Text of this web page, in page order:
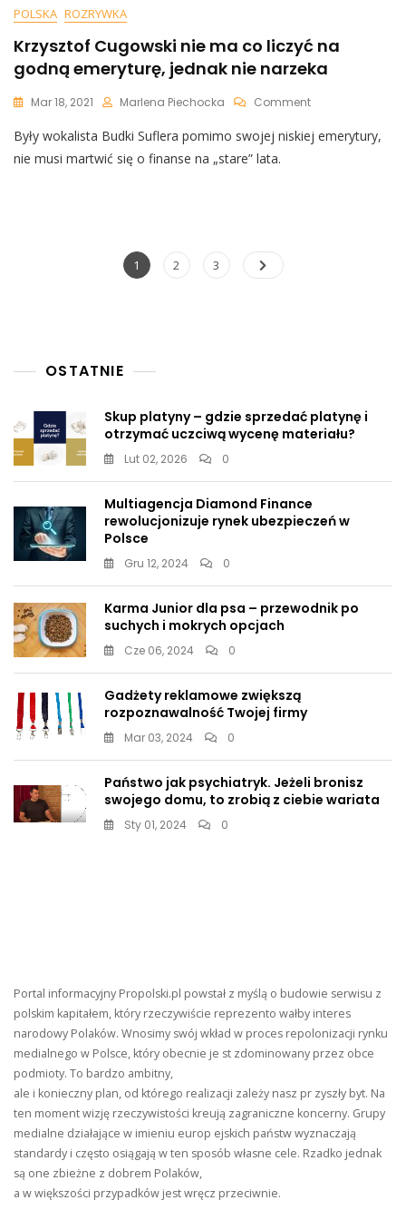
POLSKA ROZRYWKA
Krzysztof Cugowski nie ma co liczyć na
godną emeryturę, jednak nie narzeka
Mar 18, 2021 Marlena Piechocka CommentOn
Cugowski
Były wokalista Budki Suflera pomimo swojej niskiej emerytury,
nie musi martwić się o finanse na „stare” lata.
Nawigacja
Page
1 Page
2 Page
3
OSTATNIE
Skup platyny – gdzie sprzedać platynę i
otrzymać uczciwą wycenę materiału?
Lut 02, 2026 0
Multiagencja Diamond Finance
rewolucjonizuje rynek ubezpieczeń w
Polsce
Gru 12, 2024 0
Karma Junior dla psa – przewodnik po
suchych i mokrych opcjach
Cze 06, 2024 0
Gadżety reklamowe zwiększą
rozpoznawalność Twojej firmy
Mar 03, 2024 0
Państwo jak psychiatryk. Jeżeli bronisz
swojego domu, to zrobią z ciebie wariata
Sty 01, 2024 0
Portal informacyjny Propolski.pl powstał z myślą o budowie serwisu z
polskim kapitałem, który rzeczywiście reprezento wałby interes
narodowy Polaków. Wnosimy swój wkład w proces repolonizacji rynku
medialnego w Polsce, który obecnie je st zdominowany przez obce
podmioty. To bardzo ambitny,
ale i konieczny plan, od którego realizacji zależy nasz pr zyszły byt. Na
ten moment wizję rzeczywistości kreują zagraniczne koncerny. Grupy
medialne działające w imieniu europ ejskich państw wyznaczają
standardy i często osiągają w ten sposób własne cele. Rzadko jednak
są one zbieżne z dobrem Polaków,
a w większości przypadków jest wręcz przeciwnie.